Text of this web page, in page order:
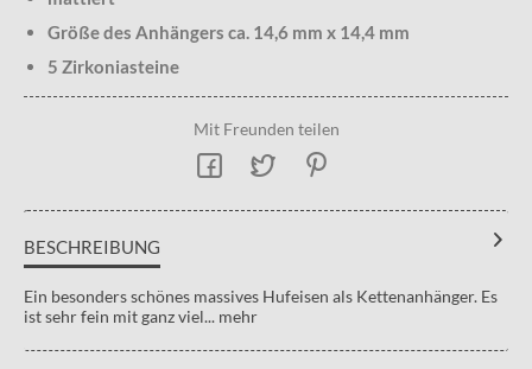
Größe des Anhängers ca. 14,6 mm x 14,4 mm
5 Zirkoniasteine
Mit Freunden teilen
BESCHREIBUNG
Ein besonders schönes massives Hufeisen als Kettenanhänger. Es
ist sehr fein mit ganz viel... mehr